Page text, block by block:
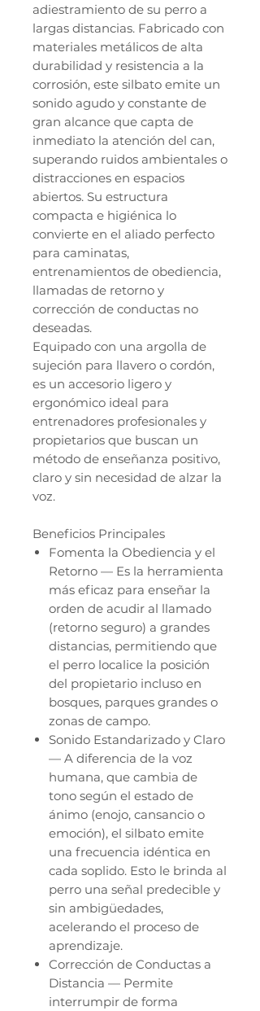
adiestramiento de su perro a
largas distancias. Fabricado con
materiales metálicos de alta
durabilidad y resistencia a la
corrosión, este silbato emite un
sonido agudo y constante de
gran alcance que capta de
inmediato la atención del can,
superando ruidos ambientales o
distracciones en espacios
abiertos. Su estructura
compacta e higiénica lo
convierte en el aliado perfecto
para caminatas,
entrenamientos de obediencia,
llamadas de retorno y
corrección de conductas no
deseadas.
Equipado con una argolla de
sujeción para llavero o cordón,
es un accesorio ligero y
ergonómico ideal para
entrenadores profesionales y
propietarios que buscan un
método de enseñanza positivo,
claro y sin necesidad de alzar la
voz.
Beneficios Principales
Fomenta la Obediencia y el
Retorno — Es la herramienta
más eficaz para enseñar la
orden de acudir al llamado
(retorno seguro) a grandes
distancias, permitiendo que
el perro localice la posición
del propietario incluso en
bosques, parques grandes o
zonas de campo.
Sonido Estandarizado y Claro
— A diferencia de la voz
humana, que cambia de
tono según el estado de
ánimo (enojo, cansancio o
emoción), el silbato emite
una frecuencia idéntica en
cada soplido. Esto le brinda al
perro una señal predecible y
sin ambigüedades,
acelerando el proceso de
aprendizaje.
Corrección de Conductas a
Distancia — Permite
interrumpir de forma